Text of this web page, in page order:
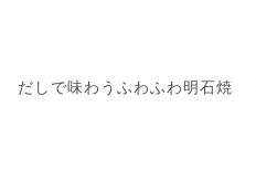
だしで味わうふわふわ明石焼